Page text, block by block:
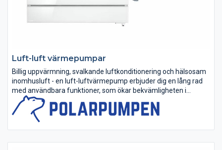
Luft-luft värmepumpar
Billig uppvärmning, svalkande luftkonditionering och hälsosam
inomhusluft - en luft-luftvärmepump erbjuder dig en lång rad
med användbara funktioner, som ökar bekvämligheten i
hemmet.
Luft-luftvärmepumpen är det perfekta komplementet för...